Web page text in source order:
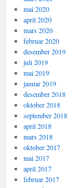
mai 2020
april 2020
mars 2020
februar 2020
desember 2019
juli 2019
mai 2019
januar 2019
desember 2018
oktober 2018
september 2018
april 2018
mars 2018
oktober 2017
mai 2017
april 2017
februar 2017